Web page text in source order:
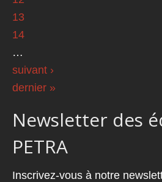
13
14
…
suivant ›
dernier »
Newsletter des
PETRA
Inscrivez-vous à notre